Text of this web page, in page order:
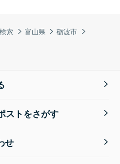
索 富山県
砺波市
ストをさがす
せ